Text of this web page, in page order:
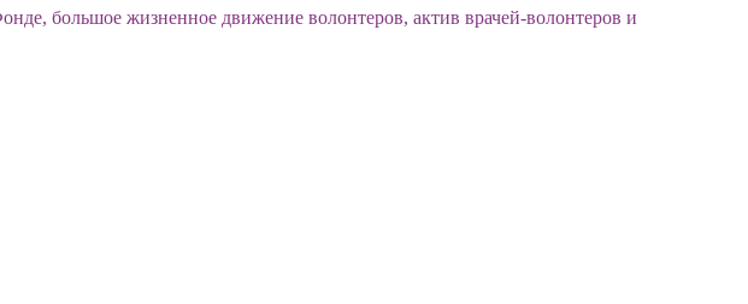
большое жизненное движение волонтеров, актив врачей-волонтеров и